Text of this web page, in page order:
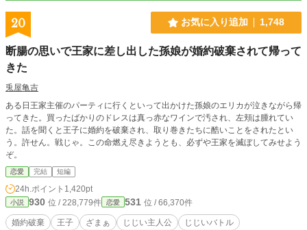
20 お気に入り追加 1,748
断腸の思いで王家に差し出した孫娘が婚約破棄されて帰って
きた
兎屋亀吉
ある日王家主催のパーティに行くといって出かけた孫娘のエリカが泣きながら帰
ってきた。買ったばかりのドレスは真っ赤なワインで汚され、左頬は腫れてい
た。話を聞くと王子に婚約を破棄され、取り巻きたちに酷いことをされたとい
う。許せん。戦じゃ。この命燃え尽きようとも、必ずや王家を滅ぼしてみせよう
ぞ。
恋愛 完結 短編
24h.ポイント 1,420pt
小説 930 位 / 228,779件 恋愛 531 位 / 66,370件
婚約破棄 王子 ざまぁ じじい主人公 じじいバトル